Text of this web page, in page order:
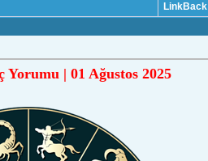
LinkBack
| 01 Ağustos 2025